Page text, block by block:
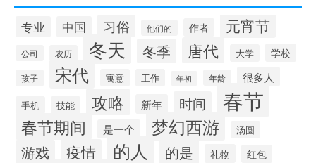
专业 中国 习俗 他们的 作者 元宵节
公司 农历 冬天 冬季 唐代 大学 学校
孩子 宋代 寓意 工作 年初 年龄 很多人
手机 技能 攻略 新年 时间 春节
春节期间 是一个 梦幻西游 汤圆
游戏 疫情 的人 的是 礼物
红包